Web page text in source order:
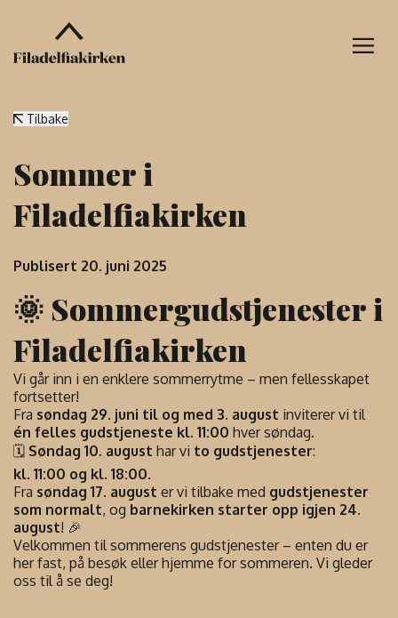
Tilbake
Sommer i
Filadelfiakirken
Publisert 20. juni 2025
🌞 Sommergudstjenester i
Filadelfiakirken
Vi går inn i en enklere sommerrytme – men fellesskapet
fortsetter!
Fra søndag 29. juni til og med 3. august inviterer vi til
én felles gudstjeneste kl. 11:00 hver søndag.
🗓️ Søndag 10. august har vi to gudstjenester:
kl. 11:00 og kl. 18:00.
Fra søndag 17. august er vi tilbake med gudstjenester
som normalt, og barnekirken starter opp igjen 24.
august! 🎉
Velkommen til sommerens gudstjenester – enten du er
her fast, på besøk eller hjemme for sommeren. Vi gleder
oss til å se deg!